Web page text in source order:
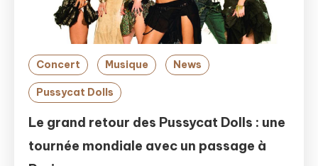
Concert Musique News
Pussycat Dolls
Le grand retour des Pussycat Dolls : une
tournée mondiale avec un passage à